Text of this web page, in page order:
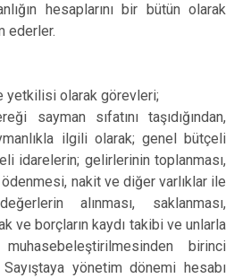
hesaplarını bir bütün olarak
ederler.
olarak görevleri;
sayman sıfatını taşıdığından,
ilgili olarak; genel bütçeli
idarelerin; gelirlerinin toplanması,
nakit ve diğer varlıklar ile
alınması, saklanması,
ve borçların kaydı takibi ve unlarla
birinci
yönetim dönemi hesabı